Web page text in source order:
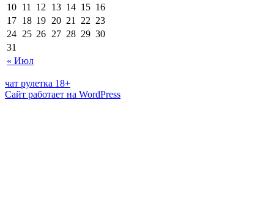
« Июл
10 11 12 13 14 15 16
17 18 19 20 21 22 23
24 25 26 27 28 29 30
31
чат рулетка 18+
Сайт работает на WordPress